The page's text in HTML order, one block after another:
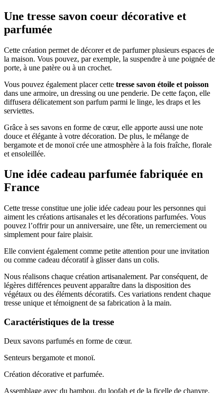
Une tresse savon coeur décorative et
parfumée
Cette création permet de décorer et de parfumer plusieurs espaces de
la maison. Vous pouvez, par exemple, la suspendre à une poignée de
porte, à une patère ou à un crochet.
Vous pouvez également placer cette tresse savon étoile et poisson
dans une armoire, un dressing ou une penderie. De cette façon, elle
diffusera délicatement son parfum parmi le linge, les draps et les
serviettes.
Grâce à ses savons en forme de cœur, elle apporte aussi une note
douce et élégante à votre décoration. De plus, le mélange de
bergamote et de monoï crée une atmosphère à la fois fraîche, florale
et ensoleillée.
Une idée cadeau parfumée fabriquée en
France
Cette tresse constitue une jolie idée cadeau pour les personnes qui
aiment les créations artisanales et les décorations parfumées. Vous
pouvez l’offrir pour un anniversaire, une fête, un remerciement ou
simplement pour faire plaisir.
Elle convient également comme petite attention pour une invitation
ou comme cadeau décoratif à glisser dans un colis.
Nous réalisons chaque création artisanalement. Par conséquent, de
légères différences peuvent apparaître dans la disposition des
végétaux ou des éléments décoratifs. Ces variations rendent chaque
tresse unique et témoignent de sa fabrication à la main.
Caractéristiques de la tresse
Deux savons parfumés en forme de cœur.
Senteurs bergamote et monoï.
Création décorative et parfumée.
Assemblage avec du bambou, du loofah et de la ficelle de chanvre.